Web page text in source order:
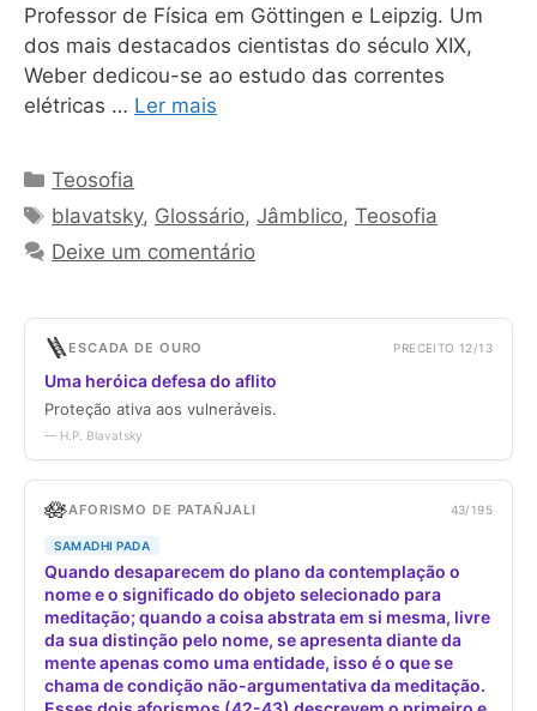
Professor de Física em Göttingen e Leipzig. Um
dos mais destacados cientistas do século XIX,
Weber dedicou-se ao estudo das correntes
elétricas … Ler mais
Categorias
Teosofia
Tags
blavatsky, Glossário,Jâmblico,Teosofia
Deixe um comentário